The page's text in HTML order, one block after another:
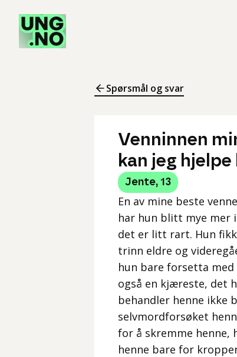
Spørsmål og svar
Venninnen
kan jeg hjelpe
Jente, 13
En av mine beste
har hun blitt mye mer
det er litt rart. Hun
trinn eldre og
hun bare forsetta
også en kjæreste, det
behandler henne ikke
selvmordforsøket
for å skremme henne,
henne bare for